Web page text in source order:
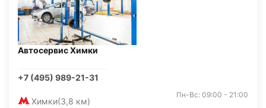
Автосервис Химки
+7 (495) 989-21-31
Химки(3,8 км)
Пн-Вс: 09:00 - 21:00